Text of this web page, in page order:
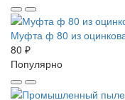
Муфта ф 80 из
80 ₽
Популярно